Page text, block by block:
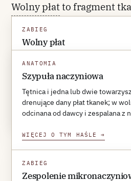
Wolny płat
ZABIEG
Wolny płat
miejsca biorczego wraz z własną
który po przemieszczeniu
z naczyniami biorczymi.
WIĘCEJ O TYM HAŚLE→
to fragment
miejsca dawczego w
własnąszypułą naczyniową
ANATOMIA
Szypuła naczyniowa
Tętnica i jedna lub dwie
drenujące dany płat tkanek; w
odcinana od dawcy i zespalana z
WIĘCEJ O TYM HAŚLE→
lub dwiema żyłami
po przemieszczeniu
mikroskopem
biorczymi w okolicy
mikrozespolenie
ZABIEG
Zespolenie
pozostaje uszypułowany